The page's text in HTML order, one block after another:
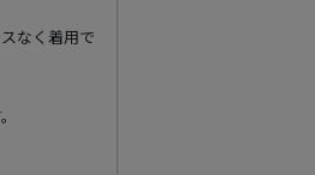
なく着用で